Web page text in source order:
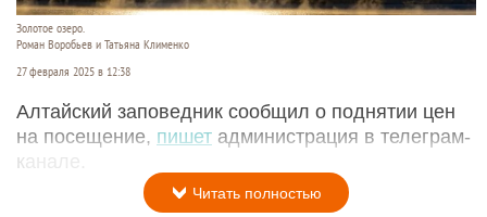
Золотое озеро.
Роман Воробьев и Татьяна Клименко
27 февраля 2025 в 12:38
Алтайский заповедник сообщил о поднятии цен
на посещение, пишет администрация в телеграм-
канале.
Читать полностью